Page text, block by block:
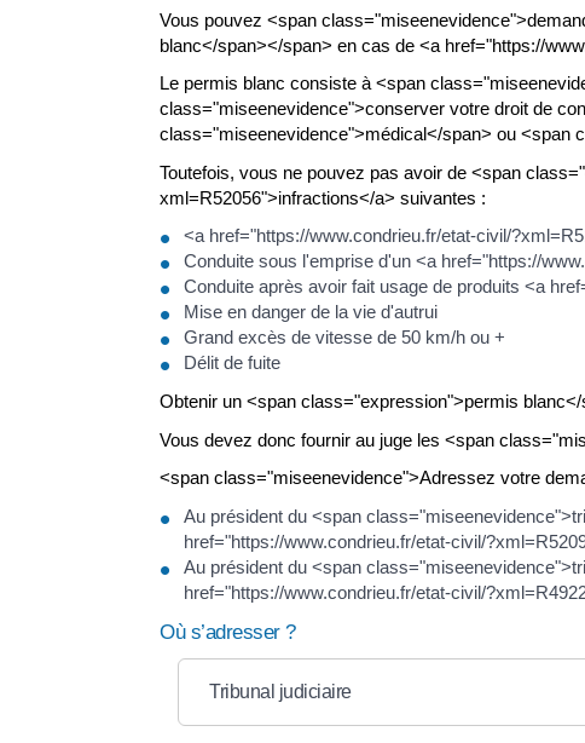
Vous pouvez <span
blanc</span></span> en cas de <a href="https://
Le permis blanc consiste à <span
class="miseenevidence">conserver votre droit de
class="miseenevidence">médical</span> ou <span
Toutefois, vous ne pouvez pas avoir de <span
xml=R52056">infractions</a> suivantes :
<a href="https://www.condrieu.fr/etat-civil/
Conduite sous l'emprise d'un <a href="https://
Conduite après avoir fait usage de produits <a
Mise en danger de la vie d'autrui
Grand excès de vitesse de 50 km/h ou +
Délit de fuite
Obtenir un <span class="expression">permis
Vous devez donc fournir au juge les <span
<span class="miseenevidence">Adressez votre
Au président du <span
href="https://www.condrieu.fr/etat-civil/
Au président du <span
href="https://www.condrieu.fr/etat-civil/
Où s’adresser ?
Tribunal judiciaire